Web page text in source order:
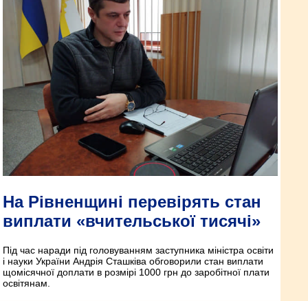
На Рівненщині перевірять стан
виплати «вчительської тисячі»
Під час наради під головуванням заступника міністра освіти
і науки України Андрія Сташківа обговорили стан виплати
щомісячної доплати в розмірі 1000 грн до заробітної плати
освітянам.